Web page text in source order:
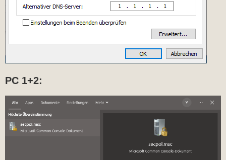
PC 1+2: